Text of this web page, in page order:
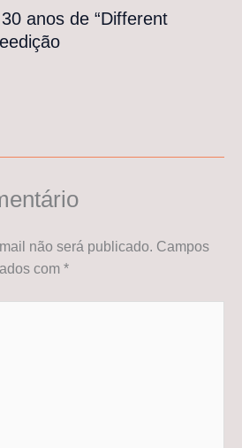
anos de “Different
não será publicado. Campos
com *